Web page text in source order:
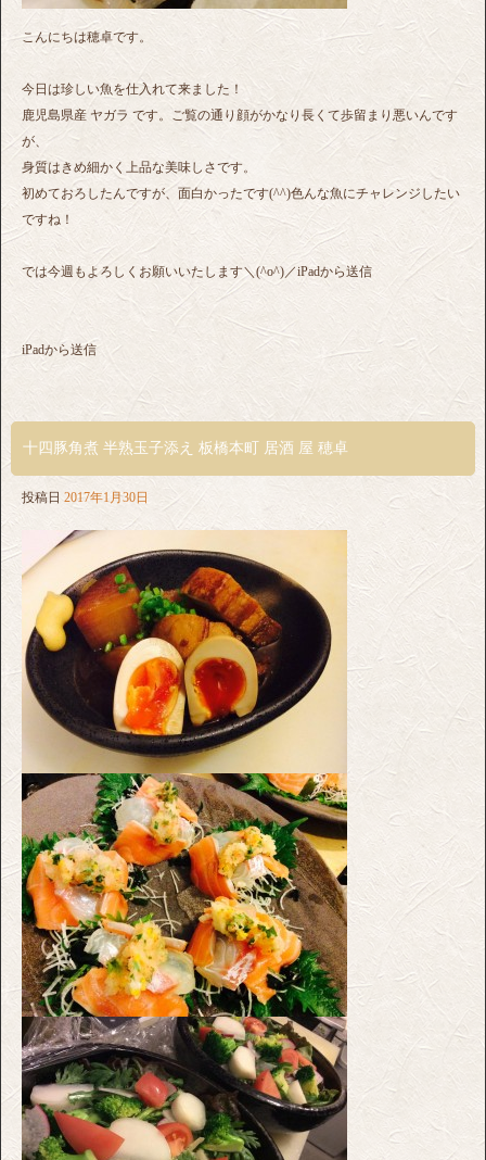
こんにちは穂卓です。
今日は珍しい魚を仕入れて来ました！
鹿児島県産 ヤガラ です。ご覧の通り顔がかなり長くて歩留まり悪いんです
が、
身質はきめ細かく上品な美味しさです。
初めておろしたんですが、面白かったです(^^)色んな魚にチャレンジしたい
ですね！
では今週もよろしくお願いいたします＼(^o^)／iPadから送信
iPadから送信
十四豚角煮 半熟玉子添え 板橋本町 居酒 屋 穂卓
投稿日 2017年1月30日